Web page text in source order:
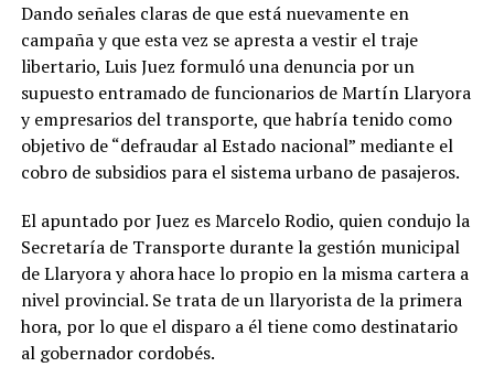
Dando señales claras de que está nuevamente en
campaña y que esta vez se apresta a vestir el traje
libertario, Luis Juez formuló una denuncia por un
supuesto entramado de funcionarios de Martín Llaryora
y empresarios del transporte, que habría tenido como
objetivo de “defraudar al Estado nacional” mediante el
cobro de subsidios para el sistema urbano de pasajeros.
El apuntado por Juez es Marcelo Rodio, quien condujo la
Secretaría de Transporte durante la gestión municipal
de Llaryora y ahora hace lo propio en la misma cartera a
nivel provincial. Se trata de un llaryorista de la primera
hora, por lo que el disparo a él tiene como destinatario
al gobernador cordobés.